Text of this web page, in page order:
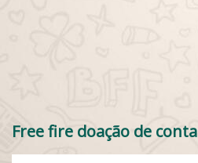
Free fire doação de conta